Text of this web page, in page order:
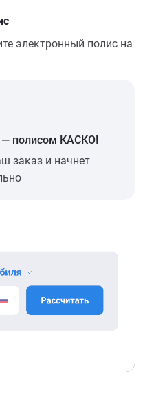
электронный полис на
— полисом КАСКО!
заказ и начнет